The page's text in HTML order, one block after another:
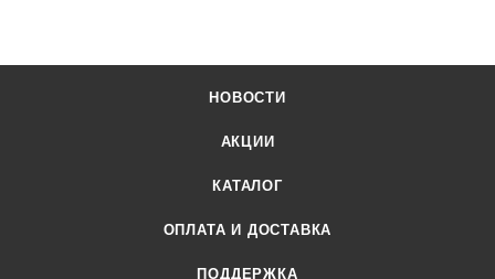
НОВОСТИ
АКЦИИ
КАТАЛОГ
ОПЛАТА И ДОСТАВКА
ПОДДЕРЖКА